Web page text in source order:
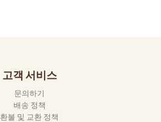
고객 서비스
문의하기
배송 정책
환불 및 교환 정책